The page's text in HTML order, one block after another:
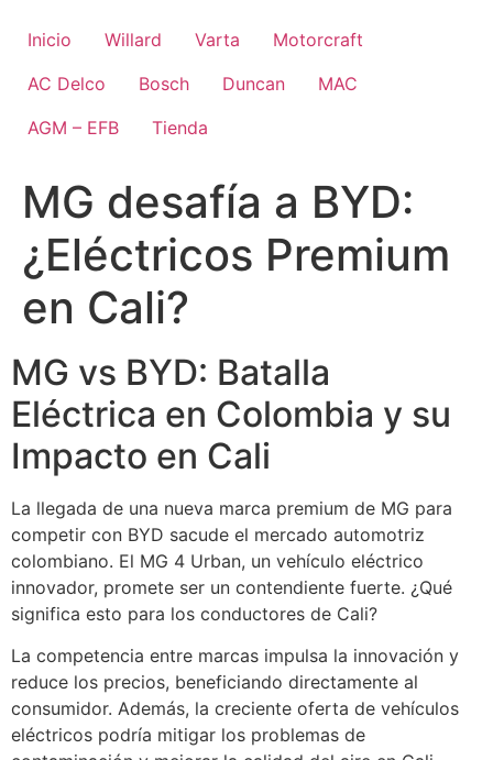
Inicio Willard Varta
Motorcraft
AC Delco
Bosch Duncan
MAC
AGM – EFB
Tienda
MG desafía a BYD:
¿Eléctricos Premium
en Cali?
MG vs BYD: Batalla
Eléctrica en Colombia y su
Impacto en Cali
La llegada de una nueva marca premium de MG para
competir con BYD sacude el mercado automotriz
colombiano. El MG 4 Urban, un vehículo eléctrico
innovador, promete ser un contendiente fuerte. ¿Qué
significa esto para los conductores de Cali?
La competencia entre marcas impulsa la innovación y
reduce los precios, beneficiando directamente al
consumidor. Además, la creciente oferta de vehículos
eléctricos podría mitigar los problemas de